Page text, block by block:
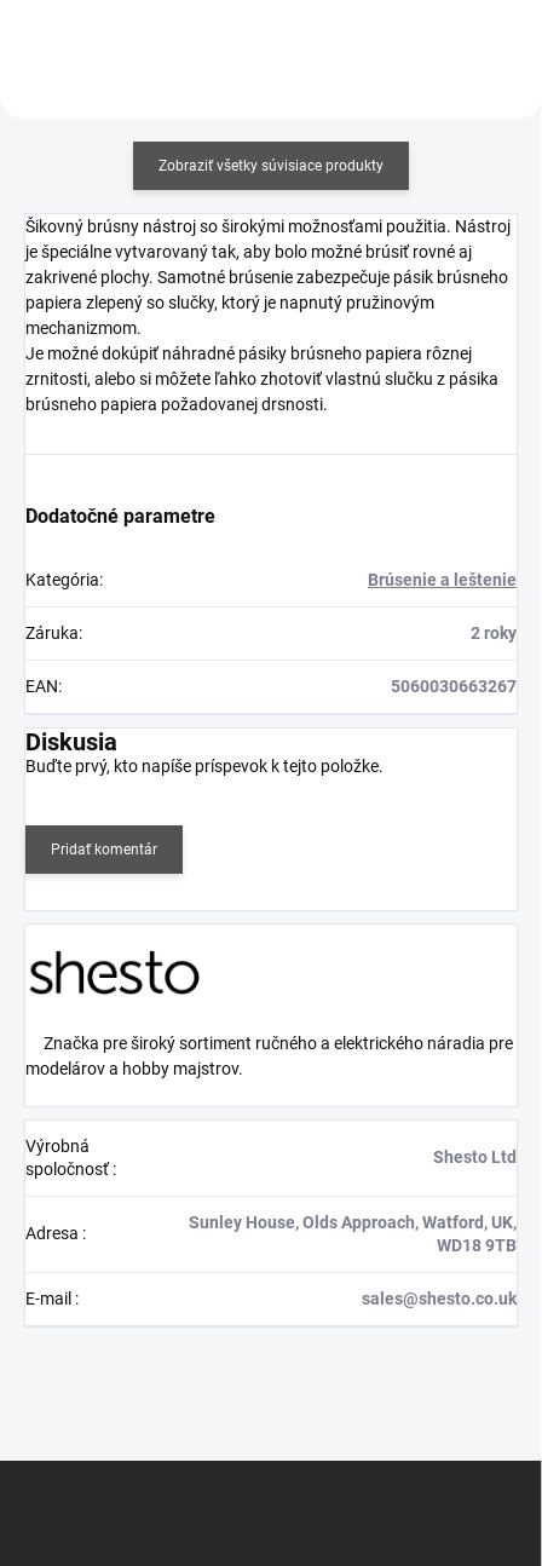
Zobraziť všetky súvisiace produkty
Šikovný brúsny nástroj so širokými možnosťami použitia. Nástroj
je špeciálne vytvarovaný tak, aby bolo možné brúsiť rovné aj
zakrivené plochy. Samotné brúsenie zabezpečuje pásik brúsneho
papiera zlepený so slučky, ktorý je napnutý pružinovým
mechanizmom.
Je možné dokúpiť náhradné pásiky brúsneho papiera rôznej
zrnitosti, alebo si môžete ľahko zhotoviť vlastnú slučku z pásika
brúsneho papiera požadovanej drsnosti.
Dodatočné parametre
Kategória: Brúsenie a leštenie
Záruka: 2 roky
EAN: 5060030663267
Diskusia
Buďte prvý, kto napíše príspevok k tejto položke.
Pridať komentár
Značka pre široký sortiment ručného a elektrického náradia pre
modelárov a hobby majstrov.
Výrobná
spoločnosť:
Shesto Ltd
Adresa :
Sunley House, Olds Approach, Watford, UK,
WD18 9TB
E-mail : sales@shesto.co.uk